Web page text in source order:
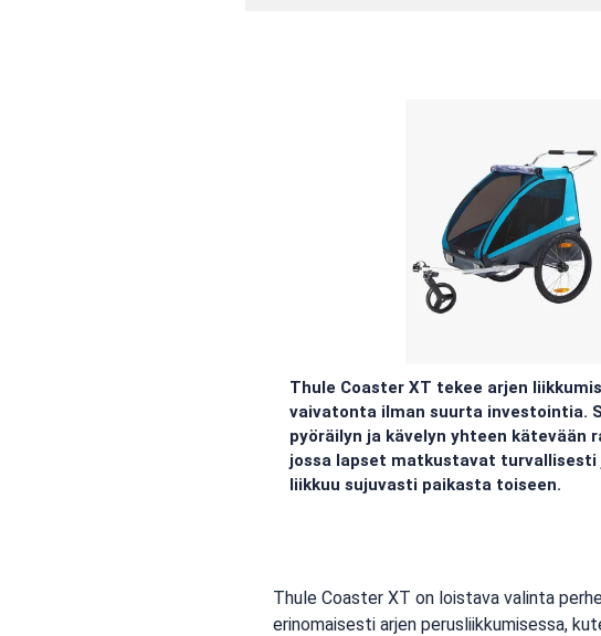
Thule Coaster XT tekee arjen
vaivatonta ilman suurta investointia.
pyöräilyn ja kävelyn yhteen kätevään
jossa lapset matkustavat turvallisesti
liikkuu sujuvasti paikasta toiseen.
Thule Coaster XT on loistava valinta
erinomaisesti arjen perusliikkumisessa,